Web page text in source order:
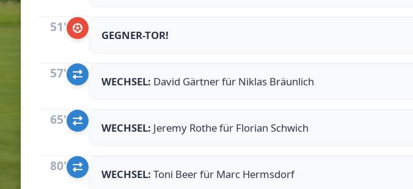
51'
GEGNER-TOR!
57'
WECHSEL: David Gärtner für Niklas Bräunlich
65'
WECHSEL: Jeremy Rothe für Florian Schwich
80'
WECHSEL: Toni Beer für Marc Hermsdorf